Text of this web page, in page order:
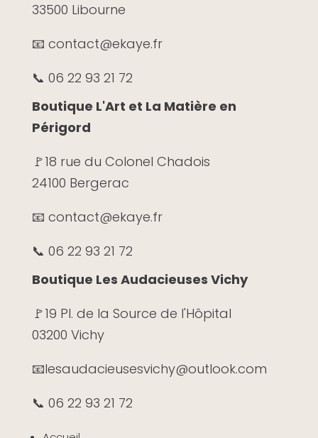
33500 Libourne
📧 contact@ekaye.fr
📞 06 22 93 21 72
Boutique L'Art et La Matière en
Périgord
🚩18 rue du Colonel Chadois
24100 Bergerac
📧 contact@ekaye.fr
📞 06 22 93 21 72
Boutique Les Audacieuses Vichy
🚩19 Pl. de la Source de l'Hôpital
03200 Vichy
📧lesaudacieusesvichy@outlook.com
📞 06 22 93 21 72